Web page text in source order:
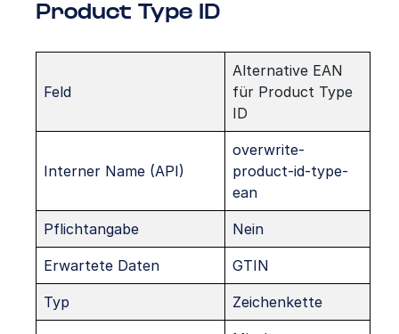
Product Type ID
Feld
Alternative EAN
für Product Type
ID
Interner Name (API)
overwrite-
product-id-type-
ean
Pflichtangabe Nein
Erwartete Daten GTIN
Typ Zeichenkette